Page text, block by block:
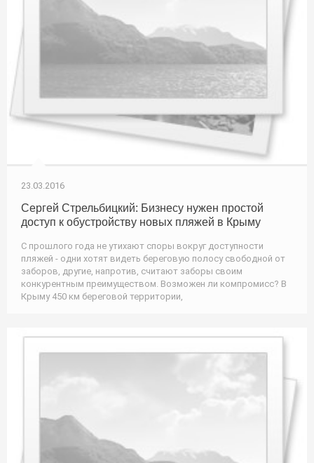
23.03.2016
Сергей Стрельбицкий: Бизнесу нужен простой
доступ к обустройству новых пляжей в Крыму
С прошлого года не утихают споры вокруг доступности
пляжей - одни хотят видеть береговую полосу свободной от
заборов, другие, напротив, считают заборы своим
конкурентным преимуществом. Возможен ли компромисс? В
Крыму 450 км береговой территории,